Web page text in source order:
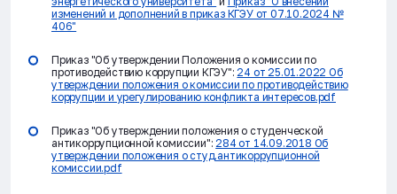
изменений и дополнений в приказ КГЭУ от 07.10.2024 №
406"
Приказ "Об утверждении Положения о комиссии по
противодействию коррупции КГЭУ":24 от 25.01.2022 Об
утверждении положения о комиссии по противодействию
коррупции и урегулированию конфликта интересов.pdf
Приказ "Об утверждении положения о студенческой
антикоррупционной комиссии":284 от 14.09.2018 Об
утверждении положения о студ.антикоррупционной
комиссии.pdf